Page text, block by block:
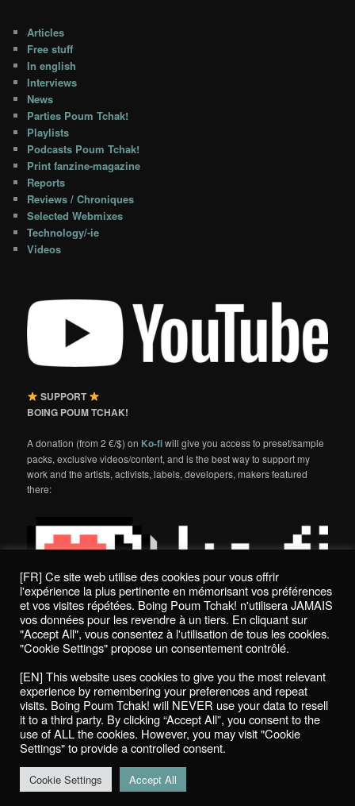
Articles
Free stuff
In english
Interviews
News
Parties Poum Tchak!
Playlists
Podcasts Poum Tchak!
Print fanzine-magazine
Reports
Reviews / Chroniques
Selected Webmixes
Technology/-ie
Videos
SUPPORT
BOING POUM TCHAK!
A donation (from 2 €/$) on Ko-fiwill give you access to preset/sample
packs, exclusive videos/content, and is the best way to support my
work and the artists, activists, labels, developers, makers featured
there:
Politique de confidentialité / Privacy Policy
Boing Poum Tchak! - 2022
[FR] Ce site web utilise des cookies pour vous offrir
l'expérience la plus pertinente en mémorisant vos préférences
et vos visites répétées. Boing Poum Tchak! n'utilisera JAMAIS
vos données pour les revendre à un tiers. En cliquant sur
"Accept All", vous consentez à l'utilisation de tous les cookies.
"Cookie Settings" propose un consentement contrôlé.
[EN] This website uses cookies to give you the most relevant
experience by remembering your preferences and repeat
visits. Boing Poum Tchak! will NEVER use your data to resell
it to a third party. By clicking “Accept All”, you consent to the
use of ALL the cookies. However, you may visit "Cookie
Settings" to provide a controlled consent.
Cookie Settings Accept All